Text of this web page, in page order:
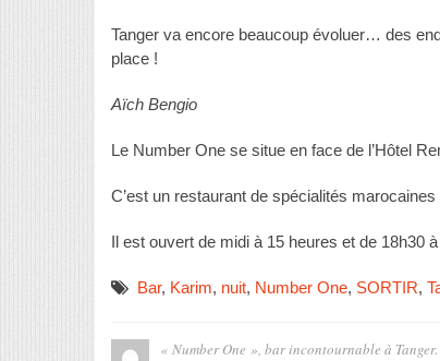
Tanger va encore beaucoup évoluer… des
place !
Aïch Bengio
Le Number One se situe en face de l’Hôtel
C’est un restaurant de spécialités
Il est ouvert de midi à 15 heures et de 18h30
Bar, Karim, nuit, Number One, SORTIR,
« Number One », bar incontournable à Tanger.